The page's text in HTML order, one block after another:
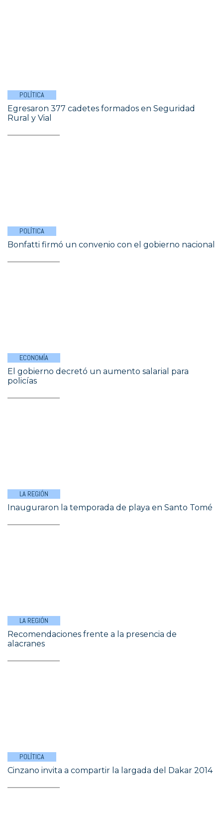
POLÍTICA
Egresaron 377 cadetes formados en Seguridad
Rural y Vial
POLÍTICA
Bonfatti firmó un convenio con el gobierno nacional
ECONOMÍA
El gobierno decretó un aumento salarial para
policías
LA REGIÓN
Inauguraron la temporada de playa en Santo Tomé
LA REGIÓN
Recomendaciones frente a la presencia de
alacranes
POLÍTICA
Cinzano invita a compartir la largada del Dakar 2014